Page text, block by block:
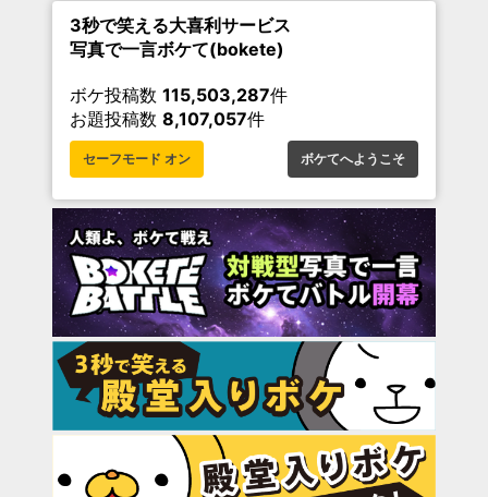
3秒で笑える大喜利サービス
写真で一言ボケて(bokete)
ボケ投稿数 115,503,287件
お題投稿数 8,107,057件
セーフモード オン ボケてへようこそ